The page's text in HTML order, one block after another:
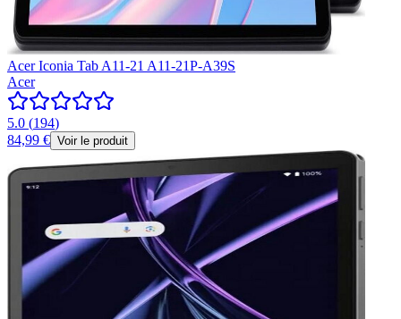
Acer Iconia Tab A11-21 A11-21P-A39S
Acer
5.0 (194)
84,99 € Voir le produit